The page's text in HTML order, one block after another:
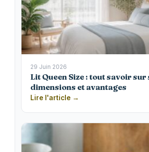
29 Juin 2026
Lit Queen Size : tout savoir sur
dimensions et avantages
Lire l'article →